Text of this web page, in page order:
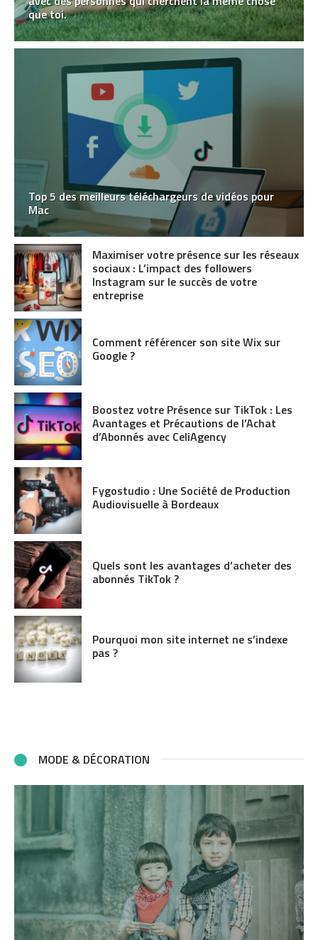
que toi.
Top 5 des meilleurs téléchargeurs de vidéos pour
Mac
Maximiser votre présence sur les réseaux
sociaux : L’impact des followers
Instagram sur le succès de votre
entreprise
Comment référencer son site Wix sur
Google ?
Boostez votre Présence sur TikTok : Les
Avantages et Précautions de l’Achat
d’Abonnés avec CeliAgency
Fygostudio : Une Société de Production
Audiovisuelle à Bordeaux
Quels sont les avantages d’acheter des
abonnés TikTok ?
Pourquoi mon site internet ne s’indexe
pas ?
MODE & DÉCORATION